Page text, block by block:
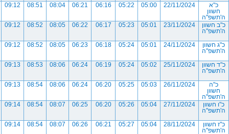
כ"א
חשוון
ה'תשפ"ה
22/11/2024
05:00
05:22
06:16
06:21
08:04
08:51
09:12
כ"ב חשוון
ה'תשפ"ה
23/11/2024
05:01
05:23
06:17
06:22
08:05
08:52
09:12
כ"ג חשוון
ה'תשפ"ה
24/11/2024
05:01
05:24
06:18
06:23
08:05
08:52
09:12
כ"ד חשוון
ה'תשפ"ה
25/11/2024
05:02
05:24
06:19
06:24
08:06
08:53
09:13
כ"ה
חשוון
ה'תשפ"ה
26/11/2024
05:03
05:25
06:20
06:24
08:06
08:54
09:13
כ"ו חשוון
ה'תשפ"ה
27/11/2024
05:04
05:26
06:20
06:25
08:07
08:54
09:14
כ"ז חשוון
ה'תשפ"ה
28/11/2024
05:04
05:27
06:21
06:26
08:07
08:54
09:14